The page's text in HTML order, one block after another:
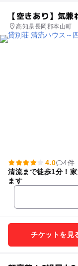
【空きあり】気
高知県長岡郡本山町
4.0
4件
清流まで徒歩1分！
ます
チケットを見